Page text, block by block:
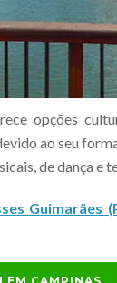
opções
ao seu
de dança e
Guimarães